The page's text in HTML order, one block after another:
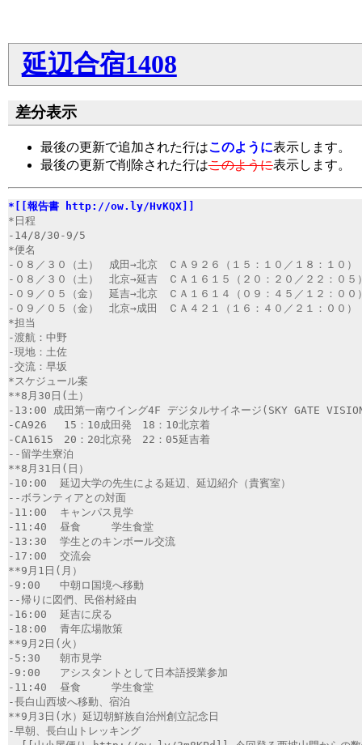
延辺合宿1408
差分表示
最後の更新で追加された行はこのように表示します。
最後の更新で削除された行はこのように表示します。
*[[報告書 http://ow.ly/HvKQX]]
*日程
-14/8/30-9/5
*便名
-０８／３０（土）　成田→北京　ＣＡ９２６（１５：１０／１８：１０）
-０８／３０（土）　北京→延吉　ＣＡ１６１５（２０：２０／２２：０５
-０９／０５（金）　延吉→北京　ＣＡ１６１４（０９：４５／１２：００
-０９／０５（金）　北京→成田　ＣＡ４２１（１６：４０／２１：００）
*担当
-渡航：中野
-現地：土佐
-交流：早坂
*スケジュール案
**8月30日(土）
-13:00 成田第一南ウイング4F デジタルサイネージ(SKY GATE
-CA926　 15：10成田発　18：10北京着
-CA1615　20：20北京発　22：05延吉着
--留学生寮泊
**8月31日(日）
--ボランティアとの対面
-11:00	キャンパス見学
-11:40	昼食	学生食堂
-13:30	学生とのキンボール交流
**9月1日(月）
-18:00	青年広場散策
**9月2日(火）
-5:30	朝市見学
-11:40	昼食	学生食堂
-長白山西坡へ移動、宿泊
**9月3日(水）延辺朝鮮族自治州創立記念日
-早朝、長白山トレッキング